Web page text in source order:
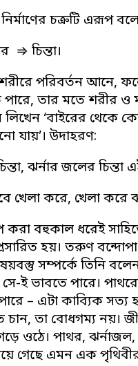
চক্রটি এরূপ
⇒ চিন্তা।
পরিবর্তন আনে,
পারে, তার মতে শরীর
‘বাইরের থেকে
যায়’। উদাহরণ:
ঝর্নার জলের চিন্তা
খেলা করে, খেলা করে
করা বহুকাল ধরেই
হয়। তরুণ
সম্পর্কে তিনি
ই ভাবতে পারে।
– এটা কাব্যিক সত্য
তা বোধগম্য নয়।
ওঠে। পাথর,
গেছে এমন এক পৃথিবীর